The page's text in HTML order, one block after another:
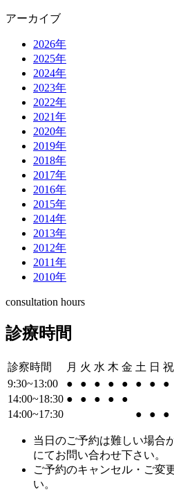
アーカイブ
2026年
2025年
2024年
2023年
2022年
2021年
2020年
2019年
2018年
2017年
2016年
2015年
2014年
2013年
2012年
2011年
2010年
consultation hours
診療時間
診察時間 月 火 水 木 金 土 日 祝
9:30~13:00
● ● ● ● ● ● ●
●
14:00~18:30 ● ● ● ●
●
14:00~17:30
● ● ●
当日のご予約は難しい場合
にてお問い合わせ下さい。
ご予約のキャンセル・ご変
い。